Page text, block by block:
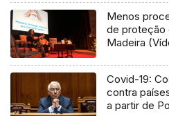
Menos
de proteção
Madeira
Covid-19:
contra
a partir de